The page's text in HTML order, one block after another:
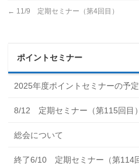
← 11/9 定期セミナー（第4回目）
ポイントセミナー
2025年度ポイントセミナーの予定
8/12 定期セミナー（第115回目）
総会について
終了6/10 定期セミナー（第114